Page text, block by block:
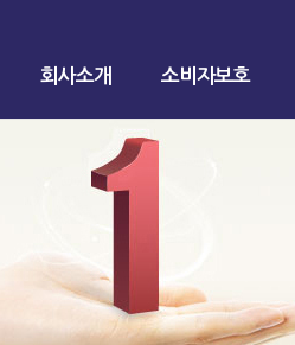
회사소개 소비자보호